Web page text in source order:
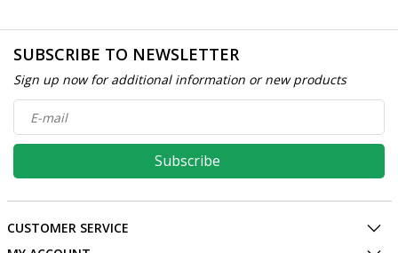
SUBSCRIBE TO NEWSLETTER
Sign up now for additional information or new products
Subscribe
CUSTOMER SERVICE